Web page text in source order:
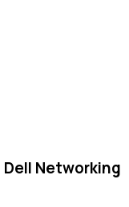
Dell Networking